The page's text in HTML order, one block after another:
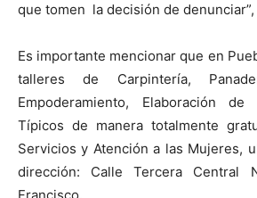
que tomen la decisión de
Es importante mencionar que en
talleres de Carpintería,
Empoderamiento, Elaboración
Típicos de manera totalmente
Servicios y Atención a las Mujeres,
dirección: Calle Tercera Central